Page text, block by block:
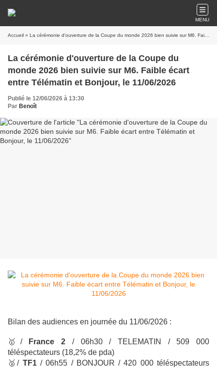
MENU
Accueil » La cérémonie d'ouverture de la Coupe du monde 2026 bien suivie sur M6. Faible écart entre Télématin et Bonjour, le 11/06/2026
La cérémonie d'ouverture de la Coupe du
monde 2026 bien suivie sur M6. Faible écart
entre Télématin et Bonjour, le 11/06/2026
Publié le 12/06/2026 à 13:30
Par Benoît
Bilan des audiences en journée du 11/06/2026 :
🥇 / France 2 / 06h30 / TELEMATIN
/ 509 000
téléspectateurs (18,2% de pda)
🥈/ TF1 / 06h55 / BONJOUR / 420 000 téléspectateurs